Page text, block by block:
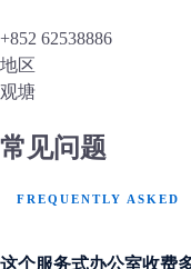
+852 62538886
地区
观塘
常见问题
FREQUENTLY ASKED
这个服务式办公室收费